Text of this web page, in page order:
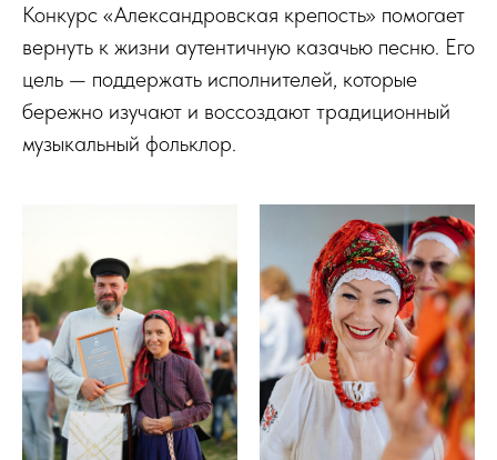
Конкурс «Александровская крепость» помогает
вернуть к жизни аутентичную казачью песню. Его
цель — поддержать исполнителей, которые
бережно изучают и воссоздают традиционный
музыкальный фольклор.